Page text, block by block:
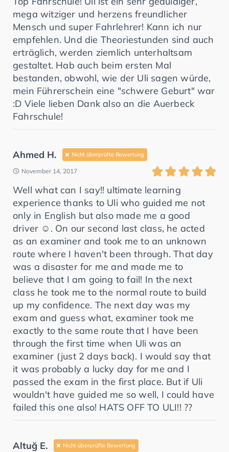
mega witziger und herzens freundlicher
Mensch und super Fahrlehrer! Kann ich nur
empfehlen. Und die Theoriestunden sind auch
erträglich, werden ziemlich unterhaltsam
gestaltet. Hab auch beim ersten Mal
bestanden, obwohl, wie der Uli sagen würde,
mein Führerschein eine "schwere Geburt" war
:D Viele lieben Dank also an die Auerbeck
Fahrschule!
Ahmed H. Nicht überprüfte Bewertung
November 14, 2017
Well what can I say!! ultimate learning
experience thanks to Uli who guided me not
only in English but also made me a good
driver ☺️. On our second last class, he acted
as an examiner and took me to an unknown
route where I haven't been through. That day
was a disaster for me and made me to
believe that I am going to fail! In the next
class he took me to the normal route to build
up my confidence. The next day was my
exam and guess what, examiner took me
exactly to the same route that I have been
through the first time when Uli was an
examiner (just 2 days back). I would say that
it was probably a lucky day for me and I
passed the exam in the first place. But if Uli
wouldn't have guided me so well, I could have
failed this one also! HATS OFF TO ULI!! ??
Altuğ E. Nicht überprüfte Bewertung